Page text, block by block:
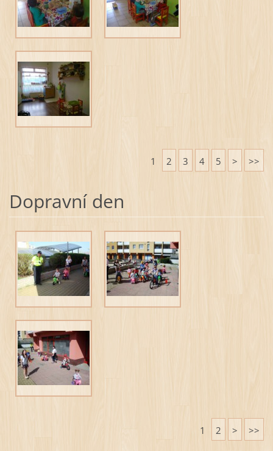
1 2 3 4 5 > >>
Dopravní den
1 2 > >>